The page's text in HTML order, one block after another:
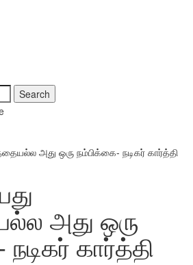
அது ஒரு நம்பிக்கை- நடிகர் கார்த்தி
அது ஒரு
கார்த்தி